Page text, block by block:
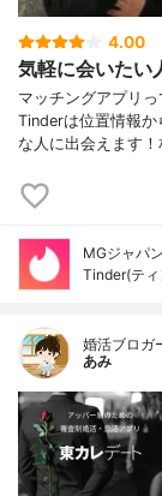
4.00
気軽に会いたい
マッチングアプリ
Tinderは位置情報か
な人に出会えます
MGジャパ
Tinder(ティ
婚活ブロガ
あみ